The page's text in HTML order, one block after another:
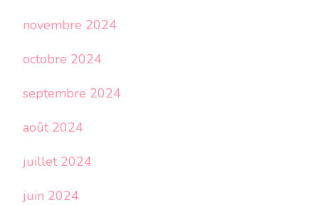
novembre 2024
octobre 2024
septembre 2024
août 2024
juillet 2024
juin 2024